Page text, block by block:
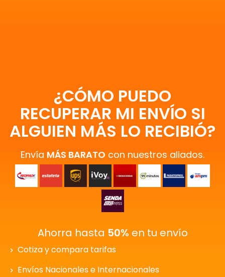
¿CÓMO PUEDO
RECUPERAR MI ENVÍO SI
ALGUIEN MÁS LO RECIBIÓ?
Envía MÁS BARATO con nuestros aliados.
Ahorra hasta 50% en tu envío
Cotiza y compara tarifas
Envíos Nacionales e Internacionales